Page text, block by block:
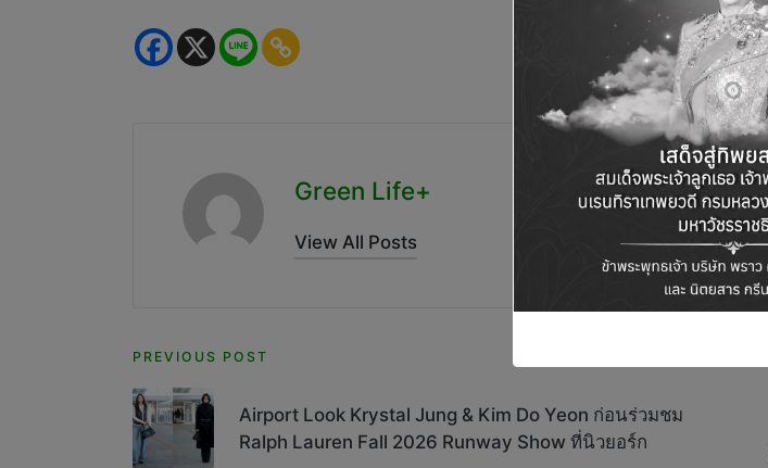
Green Life+
View All Posts
Post
navigation
PREVIOUS POST
Airport Look Krystal Jung & Kim Do Yeon ก่อนร่วมชม
Ralph Lauren Fall 2026 Runway Show ที่นิวยอร์ก